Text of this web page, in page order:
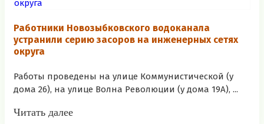
Работники Новозыбковского водоканала
устранили серию засоров на инженерных сетях
округа
Работы проведены на улице Коммунистической (у
дома 26), на улице Волна Революции (у дома 19А), ...
Читать далее